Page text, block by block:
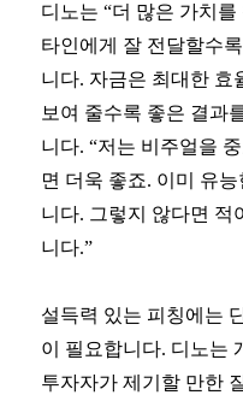
디노는 “더 많은 가치
타인에게 잘 전달할수
니다. 자금은 최대한 효
보여 줄수록 좋은 결과
니다. “저는 비주얼을
면 더욱 좋죠. 이미 유
니다. 그렇지 않다면 적
니다.”
설득력 있는 피칭에는
이 필요합니다. 디노는
투자자가 제기할 만한